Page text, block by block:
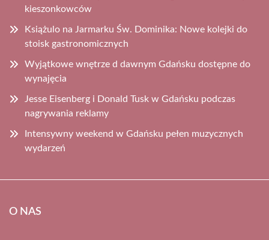
kieszonkowców
Książulo na Jarmarku Św. Dominika: Nowe kolejki do
stoisk gastronomicznych
Wyjątkowe wnętrze d dawnym Gdańsku dostępne do
wynajęcia
Jesse Eisenberg i Donald Tusk w Gdańsku podczas
nagrywania reklamy
Intensywny weekend w Gdańsku pełen muzycznych
wydarzeń
O NAS